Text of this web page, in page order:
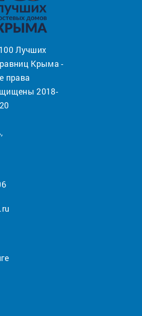
Лучших
Крыма -
права
2018-